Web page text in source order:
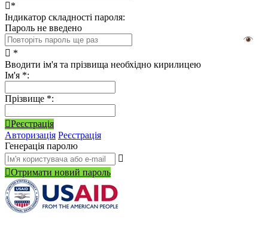
*
Індикатор складності пароля:
Пароль не введено
*
Вводити ім'я та прізвища необхідно кирилицею
Ім'я *:
Прізвище *:
Реєстрація
Авторизація Реєстрація
Генерація паролю
Отримати новий пароль